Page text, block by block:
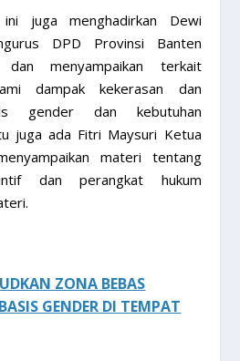
juga menghadirkan Dewi
DPD Provinsi Banten
menyampaikan terkait
dampak kekerasan dan
gender dan kebutuhan
juga ada Fitri Maysuri Ketua
materi tentang
dan perangkat hukum
ZONA BEBAS
GENDER DI TEMPAT